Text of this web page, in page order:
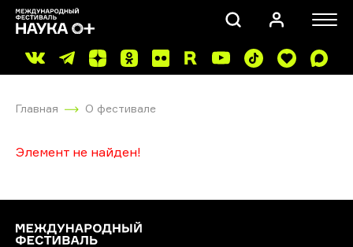
Главная О фестивале
Элемент не найден!